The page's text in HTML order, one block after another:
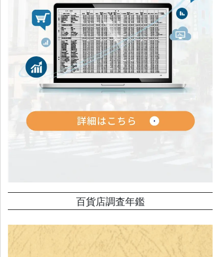
百貨店調査年鑑